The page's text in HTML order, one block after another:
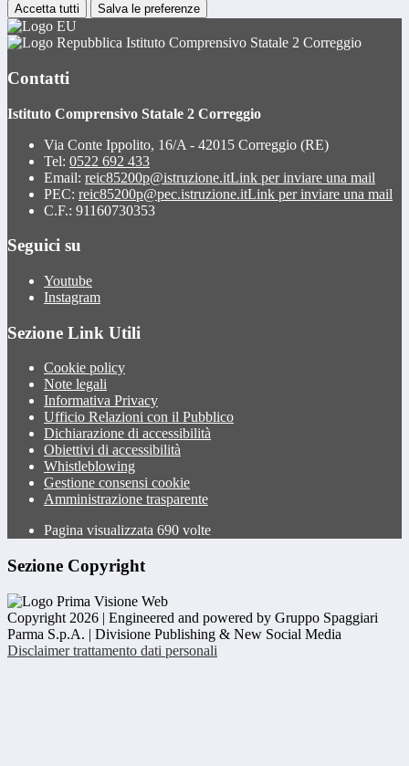
Accetta tutti Salva le preferenze
Istituto Comprensivo Statale 2 Correggio
Contatti
Istituto Comprensivo Statale 2 Correggio
Via Conte Ippolito, 16/A - 42015 Correggio (RE)
Tel: 0522 692 433
Email: reic85200p@istruzione.itLink per inviare una mail
PEC: reic85200p@pec.istruzione.itLink per inviare una mail
C.F.: 91160730353
Seguici su
Youtube
Instagram
Sezione Link Utili
Cookie policy
Note legali
Informativa Privacy
Ufficio Relazioni con il Pubblico
Dichiarazione di accessibilità
Obiettivi di accessibilità
Whistleblowing
Gestione consensi cookie
Amministrazione trasparente
Pagina visualizzata 690 volte
Sezione Copyright
Copyright 2026 | Engineered and powered by Gruppo Spaggiari
Parma S.p.A. | Divisione Publishing & New Social Media
Disclaimer trattamento dati personali